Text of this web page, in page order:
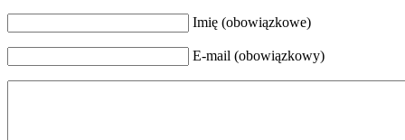
Imię (obowiązkowe)
E-mail (obowiązkowy)